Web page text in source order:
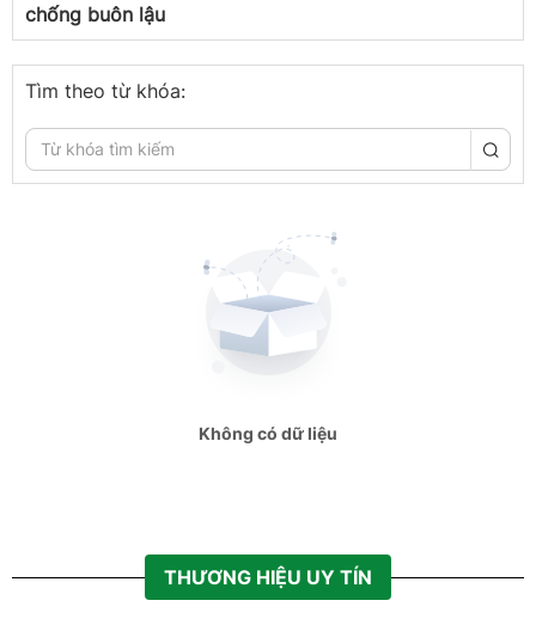
Spider
congthuong.vn
Spider
Spider
congthuong.vn
chống buôn lậu
Tìm theo từ khóa:
Không có dữ liệu
THƯƠNG HIỆU UY TÍN